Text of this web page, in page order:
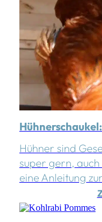
Hühner sind
super gern,
eine Anleitung